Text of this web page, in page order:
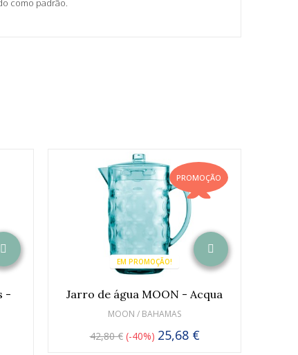
como padrão.
-
EM PROMOÇÃO!
PROMOÇÃO
Jarro de água MOON - Acqua
MOON / BAHAMAS
42,80 € -40% 25,68 €